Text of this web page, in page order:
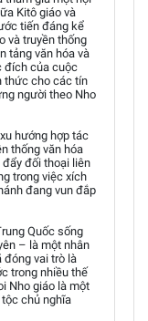
Kitô giáo và
tiến đáng kể
và truyền thống
tảng văn hóa và
đích của cuộc
thức cho các tín
người theo Nho
hướng hợp tác
thống văn hóa
đối thoại liên
trong việc xích
đang vun đắp
Quốc sống
– là một nhân
đóng vai trò là
trong nhiều thế
Nho giáo là một
chủ nghĩa